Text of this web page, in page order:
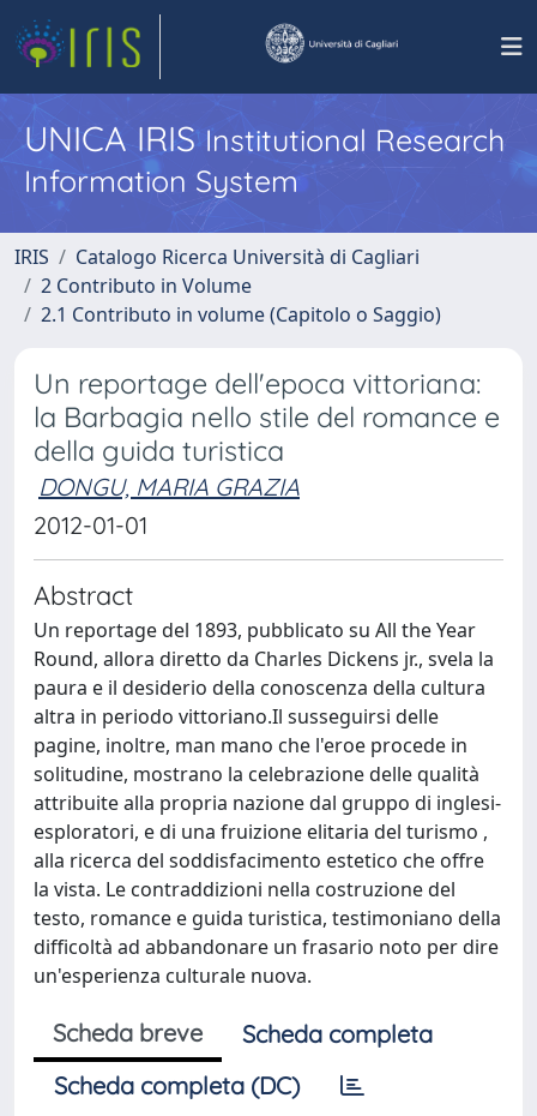
UNICA IRISInstitutional Research
Information System
IRIS
Catalogo Ricerca Università di Cagliari
2 Contributo in Volume
2.1 Contributo in volume (Capitolo o Saggio)
Un reportage dell'epoca vittoriana:
la Barbagia nello stile del romance e
della guida turistica
DONGU, MARIA GRAZIA
2012-01-01
Abstract
Un reportage del 1893, pubblicato su All the Year
Round, allora diretto da Charles Dickens jr., svela la
paura e il desiderio della conoscenza della cultura
altra in periodo vittoriano.Il susseguirsi delle
pagine, inoltre, man mano che l'eroe procede in
solitudine, mostrano la celebrazione delle qualità
attribuite alla propria nazione dal gruppo di inglesi-
esploratori, e di una fruizione elitaria del turismo ,
alla ricerca del soddisfacimento estetico che offre
la vista. Le contraddizioni nella costruzione del
testo, romance e guida turistica, testimoniano della
difficoltà ad abbandonare un frasario noto per dire
un'esperienza culturale nuova.
Scheda breve
Scheda completa
Scheda completa (DC)